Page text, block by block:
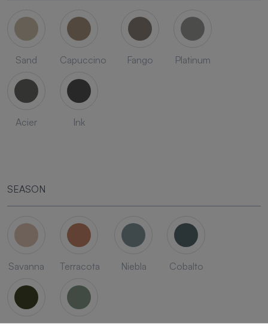
Sand Capuccino Fango Platinum
Acier Ink
SEASON
Savanna Terracota Niebla Cobalto